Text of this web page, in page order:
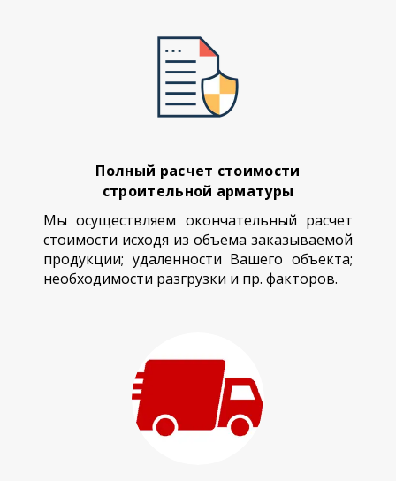
Полный расчет стоимости
строительной арматуры
Мы осуществляем окончательный расчет
стоимости исходя из объема заказываемой
продукции; удаленности Вашего объекта;
необходимости разгрузки и пр. факторов.